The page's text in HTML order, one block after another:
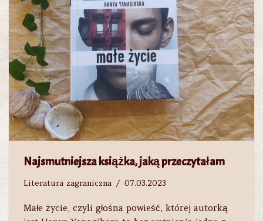
Najsmutniejsza książka, jaką przeczytałam
Literatura zagraniczna 07.03.2023
Małe życie, czyli głośna powieść, której autorką